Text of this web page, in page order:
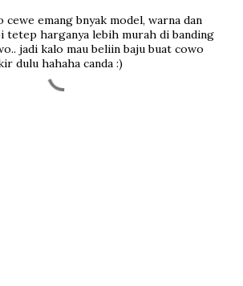
cewe emang bnyak model, warna dan
tetep harganya lebih murah di banding
jadi kalo mau beliin baju buat cowo
dulu hahaha canda :)